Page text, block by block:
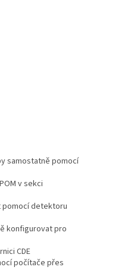
samostatně pomocí
v sekci
pomocí detektoru
konfigurovat pro
CDE
počítače přes